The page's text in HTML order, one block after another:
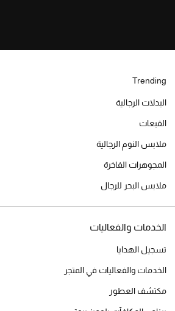
Trending
البدلات الرجالية
القبعات
ملابس النوم الرجالية
المجوهرات الفاخرة
ملابس البحر للرجال
الخدمات والفعاليات
تسجيل الهدايا
الخدمات والفعاليات في المتجر
مكتشف العطور